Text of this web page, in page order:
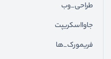
طراحی_وب
جاوااسکریپت
فریمورک_ها